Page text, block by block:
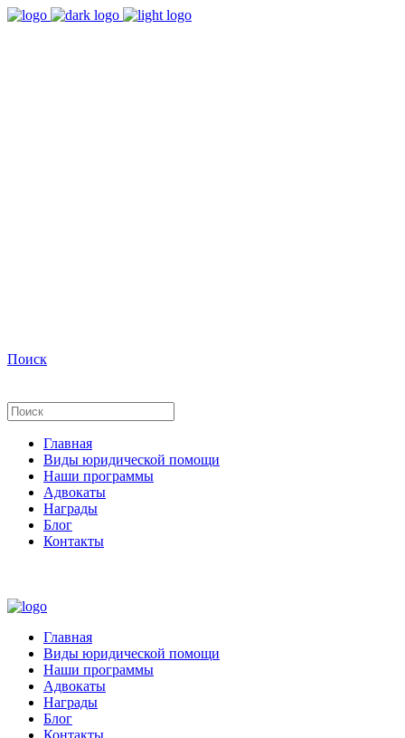
Поиск
Главная
Виды юридической помощи
Наши программы
Адвокаты
Награды
Блог
Контакты
Главная
Виды юридической помощи
Наши программы
Адвокаты
Награды
Блог
Контакты